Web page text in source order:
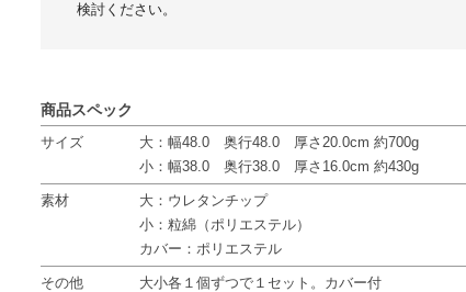
検討ください。
商品スペック
サイズ
大：幅48.0 奥行48.0 厚さ20.0cm 約700g
小：幅38.0 奥行38.0 厚さ16.0cm 約430g
素材
大：ウレタンチップ
小：粒綿（ポリエステル）
カバー：ポリエステル
その他
大小各１個ずつで１セット。カバー付